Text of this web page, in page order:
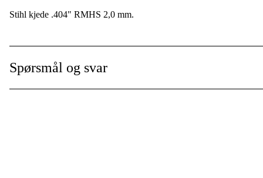
Stihl kjede .404" RMHS 2,0 mm.
Spørsmål og svar